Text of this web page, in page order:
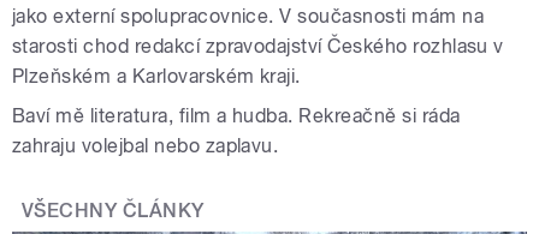
jako externí spolupracovnice.V současnosti mám na
starosti chod redakcí zpravodajství Českého rozhlasu v
Plzeňském a Karlovarském kraji.
Baví mě literatura, film a hudba. Rekreačně si ráda
zahraju volejbal nebo zaplavu.
VŠECHNY ČLÁNKY